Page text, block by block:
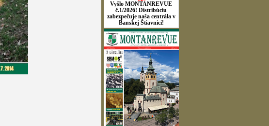
Vyšlo MONTANREVUE
č.1/2026! Distribúciu
zabezpečuje naša centrála v
Banskej Štiavnici!